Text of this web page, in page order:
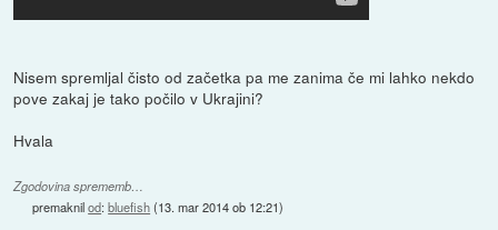
Nisem spremljal čisto od začetka pa me zanima če mi lahko nekdo
pove zakaj je tako počilo v Ukrajini?
Hvala
Zgodovina sprememb…
premaknilod:bluefish(13. mar 2014 ob 12:21)